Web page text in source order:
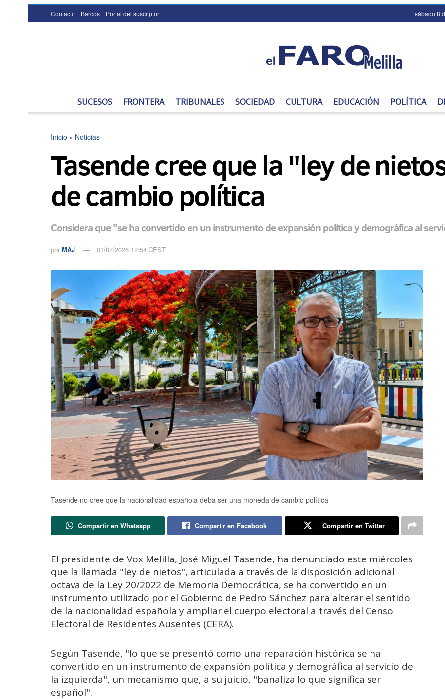
Contacto Barcos Portal del suscriptor sábado 8
SUCESOS FRONTERA TRIBUNALES SOCIEDAD CULTURA EDUCACIÓN POLÍTICA
Inicio » Noticias
Tasende cree que la "ley de
de cambio política
Considera que "se ha convertido en un instrumento de expansión política y demográfica al
por MAJ 01/07/2026 12:54 CEST
Tasende no cree que la nacionalidad española deba ser una moneda de cambio política
Compartir en Whatsapp Compartir en Facebook Compartir en Twitter
El presidente de Vox Melilla, José Miguel Tasende, ha denunciado este miércoles
que la llamada "ley de nietos", articulada a través de la disposición adicional
octava de la Ley 20/2022 de Memoria Democrática, se ha convertido en un
instrumento utilizado por el Gobierno de Pedro Sánchez para alterar el sentido
de la nacionalidad española y ampliar el cuerpo electoral a través del Censo
Electoral de Residentes Ausentes (CERA).
Según Tasende, "lo que se presentó como una reparación histórica se ha
convertido en un instrumento de expansión política y demográfica al servicio de
la izquierda", un mecanismo que, a su juicio, "banaliza lo que significa ser
español".